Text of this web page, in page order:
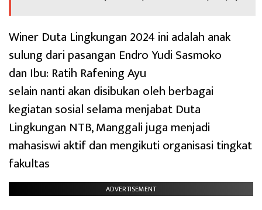
Winer Duta Lingkungan 2024 ini adalah anak
sulung dari pasangan Endro Yudi Sasmoko
dan Ibu: Ratih Rafening Ayu
selain nanti akan disibukan oleh berbagai
kegiatan sosial selama menjabat Duta
Lingkungan NTB, Manggali juga menjadi
mahasiswi aktif dan mengikuti organisasi tingkat
fakultas
ADVERTISEMENT